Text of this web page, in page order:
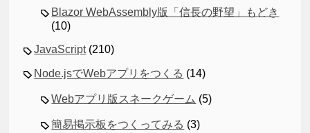
Blazor WebAssembly版「信長の野望」もどき
(10)
JavaScript(210)
Node.jsでWebアプリをつくる (14)
Webアプリ版スネークゲーム (5)
簡易掲示板をつくってみる (3)